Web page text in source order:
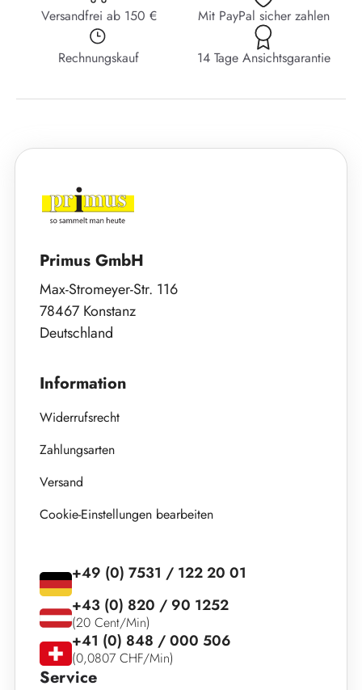
Versandfrei ab 150 € Mit PayPal sicher zahlen
Rechnungskauf 14 Tage Ansichtsgarantie
Primus GmbH
Max-Stromeyer-Str. 116
78467 Konstanz
Deutschland
Information
Widerrufsrecht
Zahlungsarten
Versand
Cookie-Einstellungen bearbeiten
Service
+49 (0) 7531 / 122 20 01
+43 (0) 820 / 90 1252
(20 Cent/Min)
+41 (0) 848 / 000 506
(0,0807 CHF/Min)